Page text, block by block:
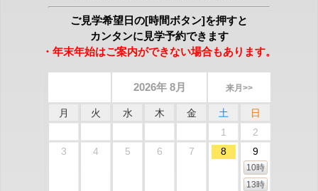
ご見学希望日の[時間ボタン]を押すと
カンタンに見学予約できます
・年末年始はご案内ができない場合もあります。
2026年 8月 来月>>
月 火 水 木 金 土
日
1
2
3
4 5 6 7 8 9
10時
13時